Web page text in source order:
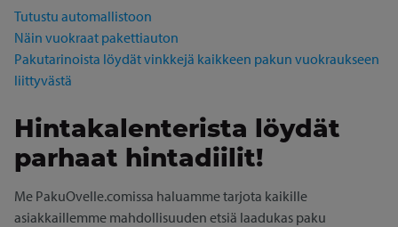
Tutustu automallistoon
Näin vuokraat pakettiauton
Pakutarinoista löydät vinkkejä kaikkeen pakun vuokraukseen
liittyvästä
Hintakalenterista löydät
parhaat hintadiilit!
Me PakuOvelle.comissa haluamme tarjota kaikille
asiakkaillemme mahdollisuuden etsiä laadukas paku